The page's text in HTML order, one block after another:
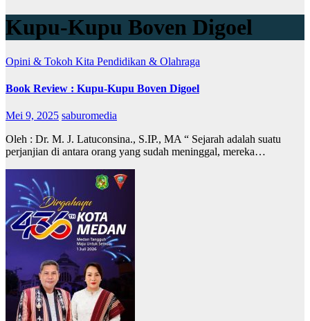
Kupu-Kupu Boven Digoel
Opini & Tokoh Kita Pendidikan & Olahraga
Book Review : Kupu-Kupu Boven Digoel
Mei 9, 2025 saburomedia
Oleh : Dr. M. J. Latuconsina., S.IP., MA “ Sejarah adalah suatu
perjanjian di antara orang yang sudah meninggal, mereka…